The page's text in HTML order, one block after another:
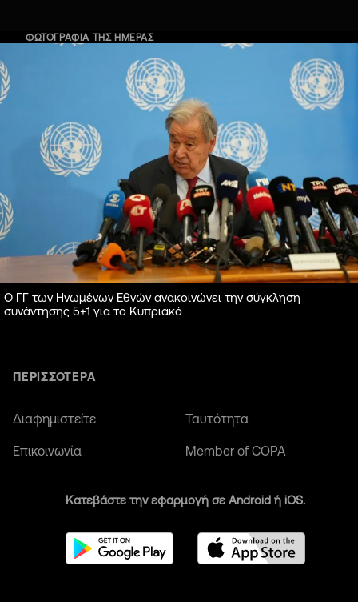
ΦΩΤΟΓΡΑΦΙΑ ΤΗΣ ΗΜΕΡΑΣ
Ο ΓΓ των Ηνωμένων Εθνών ανακοινώνει την σύγκληση
συνάντησης 5+1 για το Κυπριακό
ΠΕΡΙΣΣΟΤΕΡΑ
Διαφημιστείτε Ταυτότητα
Επικοινωνία Member of COPA
Κατεβάστε την εφαρμογή σε Android ή iOS.